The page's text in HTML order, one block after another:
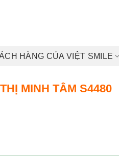
HÀNG CỦA VIỆT SMILE
MINH TÂM S4480